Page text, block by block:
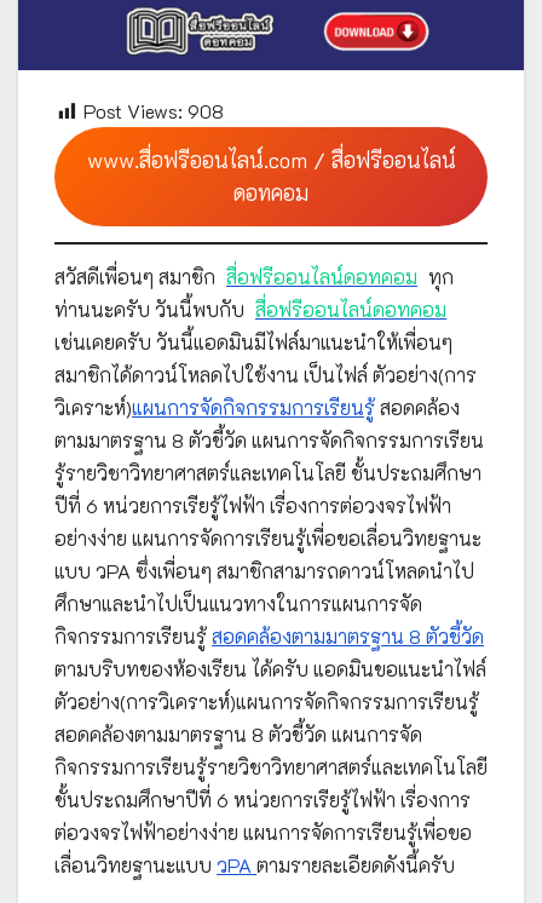
Post Views: 908
www.สื่อฟรีออนไลน์.com / สื่อฟรีออนไลน์
ดอทคอม
สวัสดีเพื่อนๆ สมาชิก สื่อฟรีออนไลน์ดอทคอม ทุก
ท่านนะครับ วันนี้พบกับ สื่อฟรีออนไลน์ดอทคอม
เช่นเคยครับ วันนี้แอดมินมีไฟล์มาแนะนำให้เพื่อนๆ
สมาชิกได้ดาวน์โหลดไปใช้งาน เป็นไฟล์ ตัวอย่าง(การ
วิเคราะห์)แผนการจัดกิจกรรมการเรียนรู้สอดคล้อง
ตามมาตรฐาน 8 ตัวชี้วัด แผนการจัดกิจกรรมการเรียน
รู้รายวิชาวิทยาศาสตร์และเทคโนโลยี ชั้นประถมศึกษา
ปีที่ 6 หน่วยการเรียรู้ไฟฟ้า เรื่องการต่อวงจรไฟฟ้า
อย่างง่าย แผนการจัดการเรียนรู้เพื่อขอเลื่อนวิทยฐานะ
แบบ วPA ซึ่งเพื่อนๆ สมาชิกสามารถดาวน์โหลดนำไป
ศึกษาและนำไปเป็นแนวทางในการแผนการจัด
กิจกรรมการเรียนรู้สอดคล้องตามมาตรฐาน 8 ตัวชี้วัด
ตามบริบทของห้องเรียน ได้ครับ แอดมินขอแนะนำไฟล์
ตัวอย่าง(การวิเคราะห์)แผนการจัดกิจกรรมการเรียนรู้
สอดคล้องตามมาตรฐาน 8 ตัวชี้วัด แผนการจัด
กิจกรรมการเรียนรู้รายวิชาวิทยาศาสตร์และเทคโนโลยี
ชั้นประถมศึกษาปีที่ 6 หน่วยการเรียรู้ไฟฟ้า เรื่องการ
ต่อวงจรไฟฟ้าอย่างง่าย แผนการจัดการเรียนรู้เพื่อขอ
เลื่อนวิทยฐานะแบบ วPA ตามรายละเอียดดังนี้ครับ